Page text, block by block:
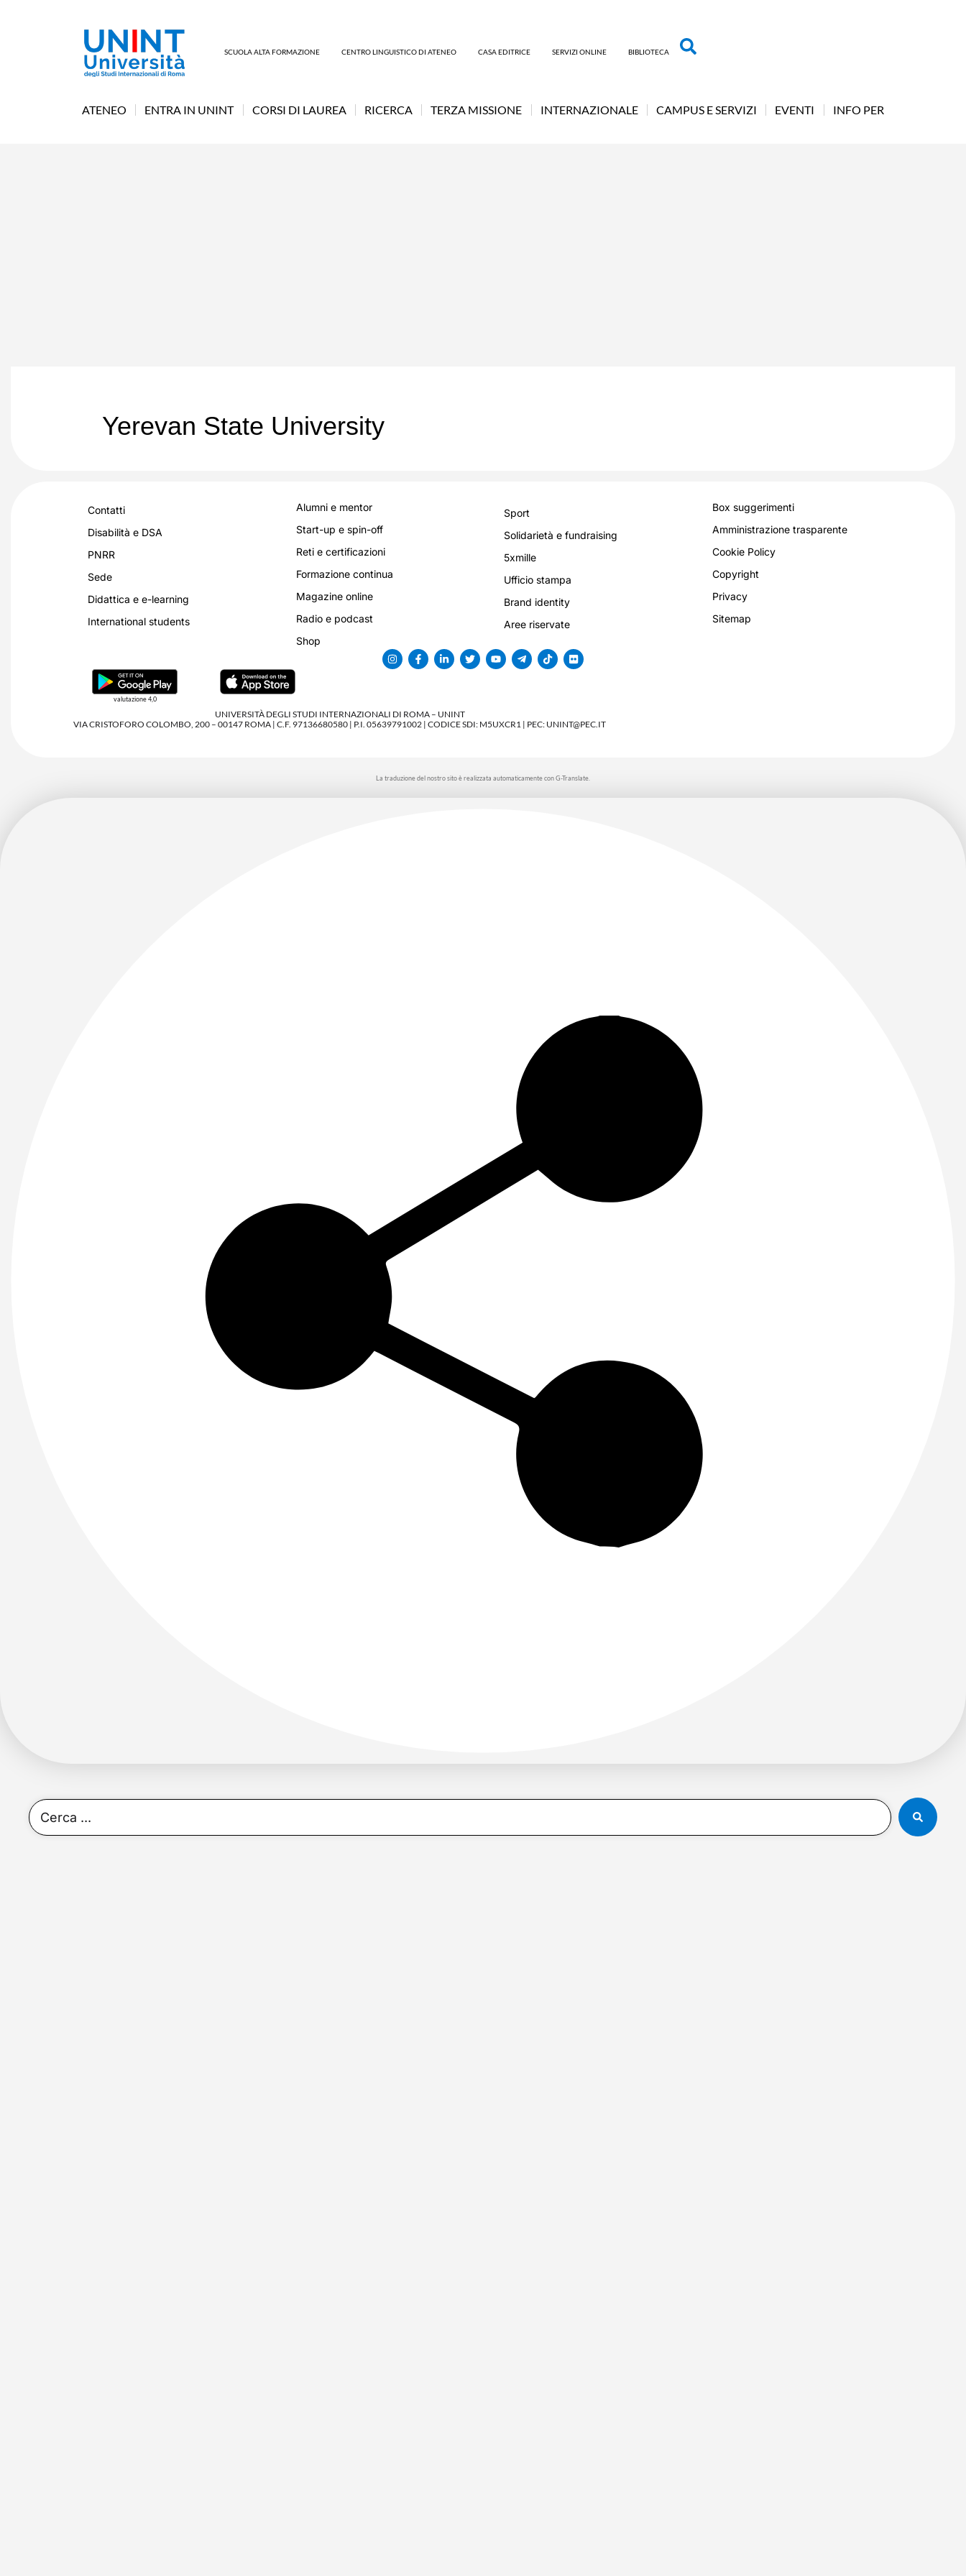
SCUOLA ALTA FORMAZIONE CENTRO LINGUISTICO DI ATENEO CASA EDITRICE SERVIZI ONLINE BIBLIOTECA
ATENEO ENTRA IN UNINT CORSI DI LAUREA RICERCA TERZA MISSIONE INTERNAZIONALE CAMPUS E SERVIZI EVENTI INFO PER
Yerevan State University
Contatti
Disabilità e DSA
PNRR
Sede
Didattica e e-learning
International students
Alumni e mentor
Start-up e spin-off
Reti e certificazioni
Formazione continua
Magazine online
Radio e podcast
Shop
Sport
Solidarietà e fundraising
5xmille
Ufficio stampa
Brand identity
Aree riservate
Box suggerimenti
Amministrazione trasparente
Cookie Policy
Copyright
Privacy
Sitemap
valutazione 4,0
UNIVERSITÀ DEGLI STUDI INTERNAZIONALI DI ROMA – UNINT
VIA CRISTOFORO COLOMBO, 200 – 00147 ROMA | C.F. 97136680580 | P.I. 05639791002 | CODICE SDI: M5UXCR1 | PEC: UNINT@PEC.IT
La traduzione del nostro sito è realizzata automaticamente con G-Translate.